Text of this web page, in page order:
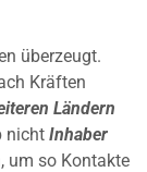
überzeugt.
Kräften
Ländern
nicht Inhaber
um so Kontakte